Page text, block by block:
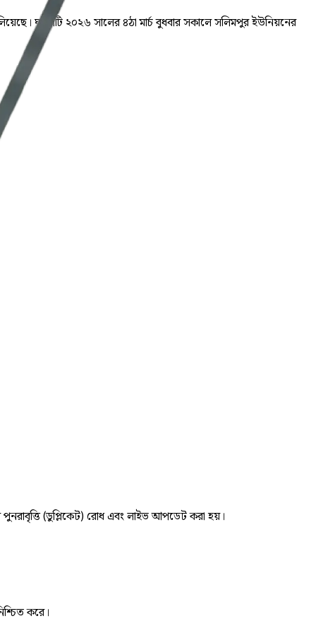
ঘটনাটি ২০২৬ সালের ৪ঠা মার্চ বুধবার সকালে সলিমপুর ইউনিয়নের
পুনরাবৃত্তি (ডুপ্লিকেট) রোধ এবং লাইভ আপডেট করা হয়।
করে।